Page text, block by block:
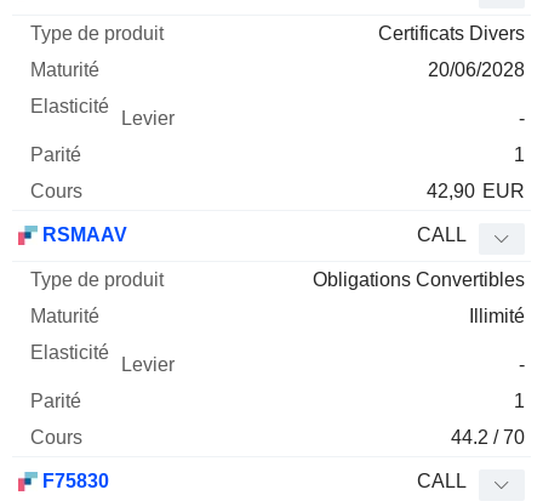
Certificats Divers
20/06/2028
-
1
42,90 EUR
RSMAAV CALL
Obligations Convertibles
Illimité
-
1
44.2 / 70
F75830 CALL